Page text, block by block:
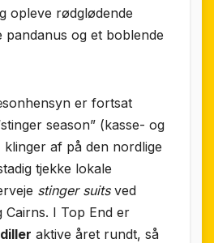
opleve rødglødende
pandanus og et boblende
er fortsat
season” (kasse- og
af på den nordlige
tjekke lokale
stinger suitsved
Cairns. I Top End er
aktive året rundt, så